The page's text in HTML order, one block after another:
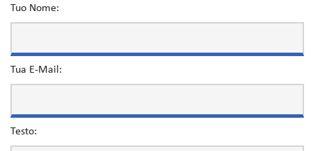
Tuo Nome:
Tua E-Mail:
Testo: